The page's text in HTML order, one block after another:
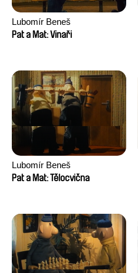
Lubomír Beneš
Pat a Mat: Vinaři
Lubomír Beneš
Pat a Mat: Tělocvična